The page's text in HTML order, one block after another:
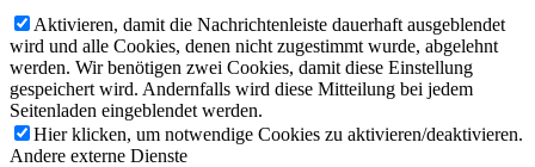
Aktivieren, damit die Nachrichtenleiste dauerhaft ausgeblendet
wird und alle Cookies, denen nicht zugestimmt wurde, abgelehnt
werden. Wir benötigen zwei Cookies, damit diese Einstellung
gespeichert wird. Andernfalls wird diese Mitteilung bei jedem
Seitenladen eingeblendet werden.
Hier klicken, um notwendige Cookies zu aktivieren/deaktivieren.
Andere externe Dienste